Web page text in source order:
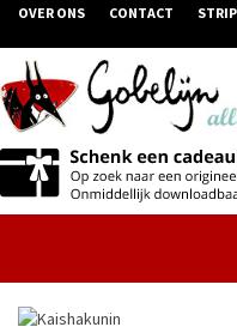
OVER ONS CONTACT